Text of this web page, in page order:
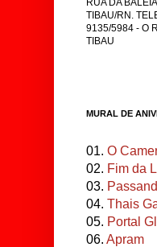
RUA DA
TIBAU/RN.
9135/5984 - O
TIBAU
MURAL DE
01. O
02. Fim da
03.
04. Thais
05. Portal
06. Apram